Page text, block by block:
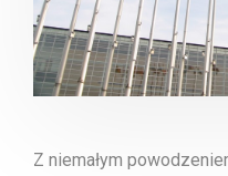
Z niemałym